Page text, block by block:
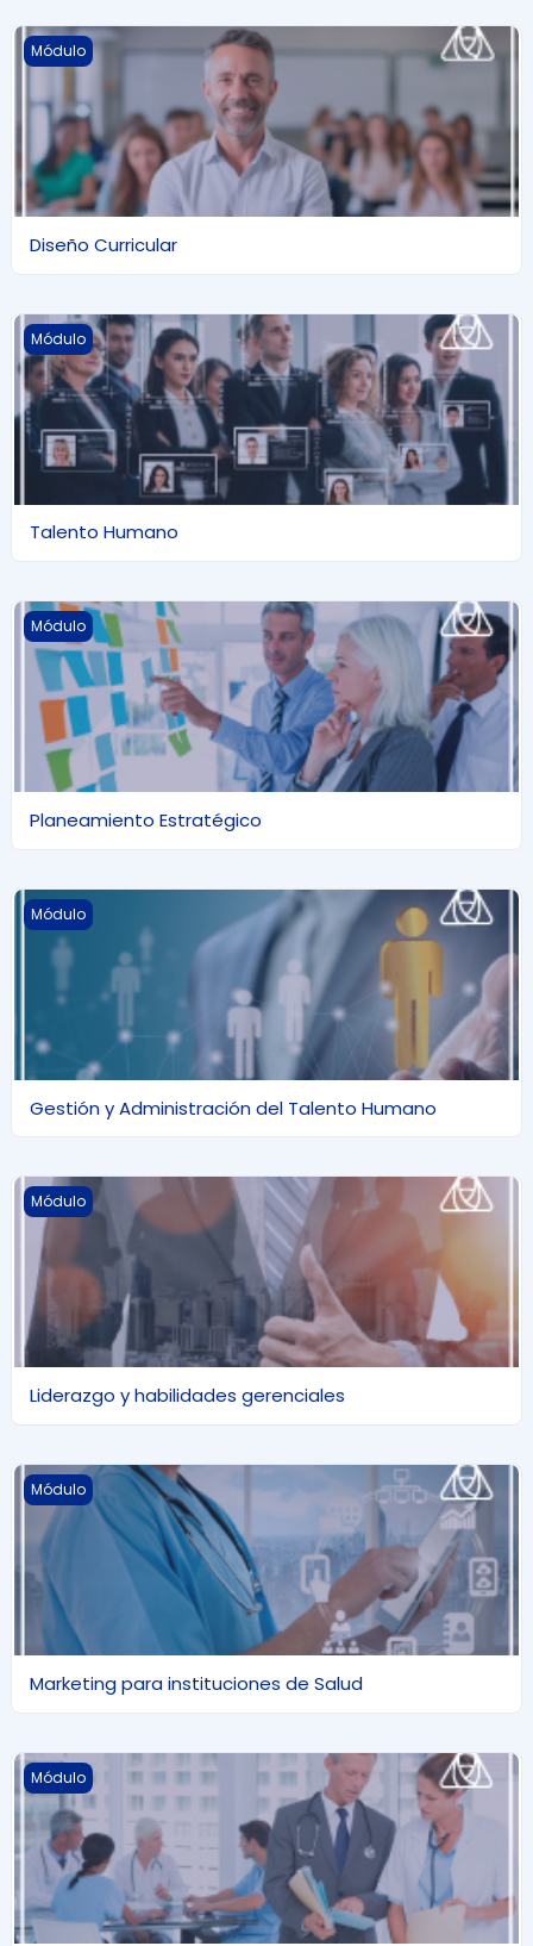
Diseño Curricular
Módulo
Diseño Curricular
Talento Humano
Módulo
Talento Humano
Planeamiento Estratégico
Módulo
Planeamiento Estratégico
Gestión y Administración del Talento Humano
Módulo
Gestión y Administración del Talento Humano
Liderazgo y habilidades gerenciales
Módulo
Liderazgo y habilidades gerenciales
Marketing para instituciones de Salud
Módulo
Marketing para instituciones de Salud
Gerencia Hospitalaria y Epidemiología
Módulo